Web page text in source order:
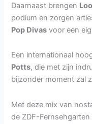
Daarnaast brengen
podium en zorgen
Pop Divas voor een
Een internationaal
Potts, die met zijn
bijzonder moment zal
Met deze mix van
de ZDF-